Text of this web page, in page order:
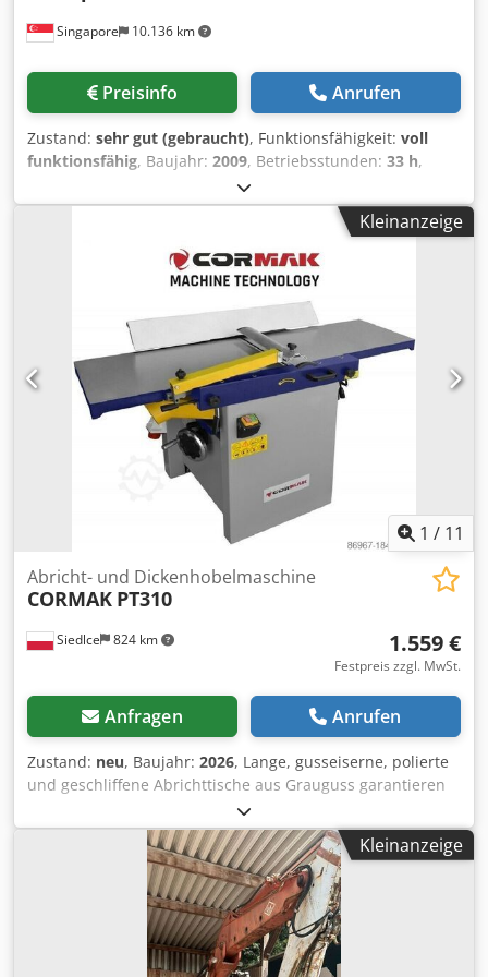
Singapore 10.136 km
Preisinfo Anrufen
Zustand: sehr gut (gebraucht), Funktionsfähigkeit: voll
funktionsfähig, Baujahr: 2009, Betriebsstunden: 33 h,
Maschinen-/Fahrzeugnummer:
GEBRAUCHTER CATERPILLAR-PLANIERBOHRER MIT
AUFREIßMASCHINE MODELL: D7G SERIENNUMMER:
CAT00D7GLC7G01263 STUNDEN: 33 Chedjv Dr S Uepfx
Kleinanzeige
1 / 11
Siedlce 824 km
Abricht- und Dickenhobelmaschine
CORMAK PT310
1.559 €
Festpreis zzgl. MwSt.
Anfragen Anrufen
Zustand: neu, Baujahr: 2026, Lange, gusseiserne, polierte
und geschliffene Abrichttische aus Grauguss garantieren
Präzision bei der Ausführung von Hobelarbeiten. Solide,
langlebig, platzsparend und mit edlem Design.
Hochwertige Produkte, die die Holzbearbeitung einfach
angenehm machen. Das Modell PT310 ist mit einem
stärkeren Motor für höhere Präzision und schnellere
Verarbeitung ausgestattet. Die Abricht- und
Dickenhobelmaschine von Cormak ist eine solide und
durchdachte Konstruktion, die vielfältige
Kleinanzeige